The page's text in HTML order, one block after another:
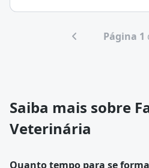
Página 1
Saiba mais sobre
Veterinária
Quanto tempo para se